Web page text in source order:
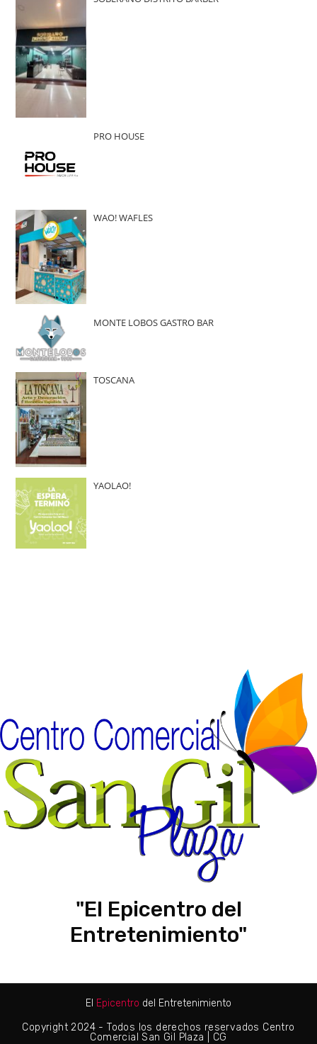
PRO HOUSE
WAO! WAFLES
MONTE LOBOS GASTRO BAR
TOSCANA
YAOLAO!
"El Epicentro del
Entretenimiento"
El Epicentro del Entretenimiento
Copyright 2024 - Todos los derechos reservados Centro
Comercial San Gil Plaza | CG